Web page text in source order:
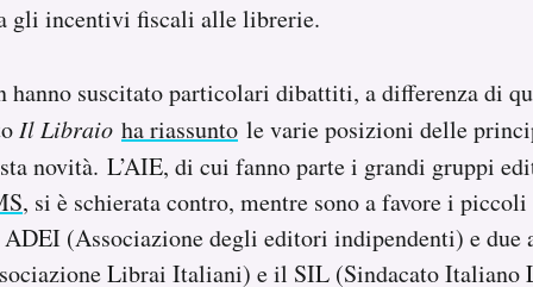
gli incentivi fiscali alle librerie.
hanno suscitato particolari dibattiti, a differenza di
Il Libraio ha riassunto le varie posizioni delle
novità. L’AIE, di cui fanno parte i grandi gruppi
, si è schierata contro, mentre sono a favore i
ADEI (Associazione degli editori indipendenti) e due
Librai Italiani) e il SIL (Sindacato Italiano